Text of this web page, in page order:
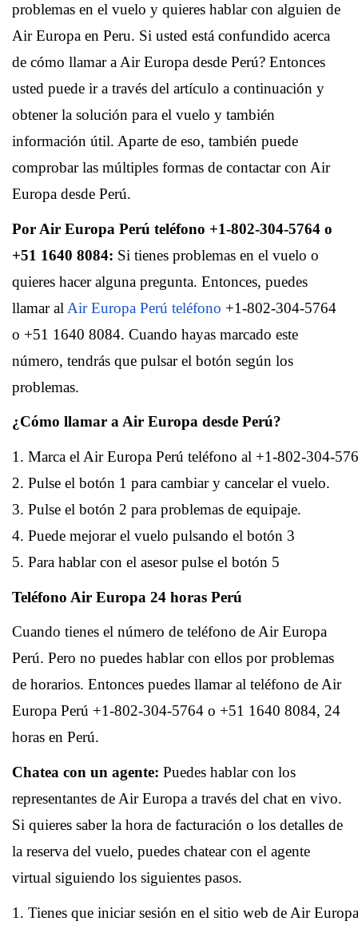
problemas en el vuelo y quieres hablar con alguien de
Air Europa en Peru. Si usted está confundido acerca
de cómo llamar a Air Europa desde Perú? Entonces
usted puede ir a través del artículo a continuación y
obtener la solución para el vuelo y también
información útil. Aparte de eso, también puede
comprobar las múltiples formas de contactar con Air
Europa desde Perú.
Por Air Europa Perú teléfono +1-802-304-5764 o
+51 1640 8084: Si tienes problemas en el vuelo o
quieres hacer alguna pregunta. Entonces, puedes
llamar al Air Europa Perú teléfono +1-802-304-5764
o +51 1640 8084. Cuando hayas marcado este
número, tendrás que pulsar el botón según los
problemas.
¿Cómo llamar a Air Europa desde Perú?
1. Marca el Air Europa Perú teléfono al +1-802-304-
2. Pulse el botón 1 para cambiar y cancelar el vuelo.
3. Pulse el botón 2 para problemas de equipaje.
4. Puede mejorar el vuelo pulsando el botón 3
5. Para hablar con el asesor pulse el botón 5
Teléfono Air Europa 24 horas Perú
Cuando tienes el número de teléfono de Air Europa
Perú. Pero no puedes hablar con ellos por problemas
de horarios. Entonces puedes llamar al teléfono de Air
Europa Perú +1-802-304-5764 o +51 1640 8084, 24
horas en Perú.
Chatea con un agente: Puedes hablar con los
representantes de Air Europa a través del chat en vivo.
Si quieres saber la hora de facturación o los detalles de
la reserva del vuelo, puedes chatear con el agente
virtual siguiendo los siguientes pasos.
1. Tienes que iniciar sesión en el sitio web de Air